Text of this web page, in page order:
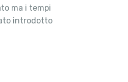
ma i tempi
introdotto